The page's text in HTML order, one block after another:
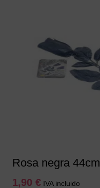
Rosa negra 44cm
1,90 € IVA incluido